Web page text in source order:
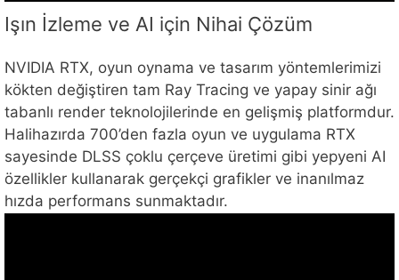
Işın İzleme ve AI için Nihai Çözüm
NVIDIA RTX, oyun oynama ve tasarım yöntemlerimizi
kökten değiştiren tam Ray Tracing ve yapay sinir ağı
tabanlı render teknolojilerinde en gelişmiş platformdur.
Halihazırda 700’den fazla oyun ve uygulama RTX
sayesinde DLSS çoklu çerçeve üretimi gibi yepyeni AI
özellikler kullanarak gerçekçi grafikler ve inanılmaz
hızda performans sunmaktadır.